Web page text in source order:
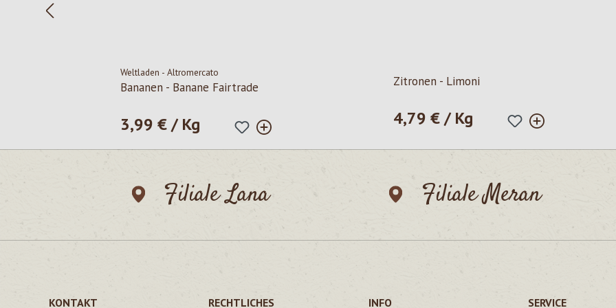
Weltladen - Altromercato
Bananen - Banane Fairtrade
Regulärer Preis:
3,99 € / Kg
Zitronen - Limoni
Regulärer Preis:
4,79 € / Kg
Filiale Lana Filiale Meran
KONTAKT RECHTLICHES INFO SERVICE